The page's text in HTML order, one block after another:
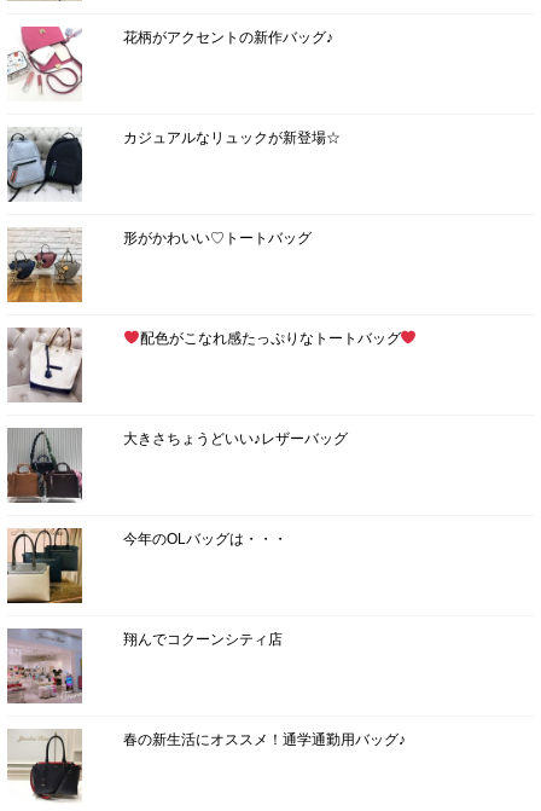
花柄がアクセントの新作バッグ♪
カジュアルなリュックが新登場☆
形がかわいい♡トートバッグ
配色がこなれ感たっぷりなトートバッグ
大きさちょうどいい♪レザーバッグ
今年のOLバッグは・・・
翔んでコクーンシティ店
春の新生活にオススメ！通学通勤用バッグ♪